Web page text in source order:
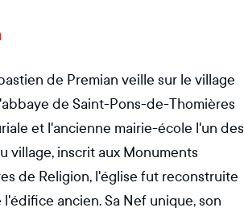
de Premian veille sur le village
de Saint-Pons-de-Thomières
et l'ancienne mairie-école l'un des
village, inscrit aux Monuments
de Religion, l'église fut reconstruite
ancien. Sa Nef unique, son